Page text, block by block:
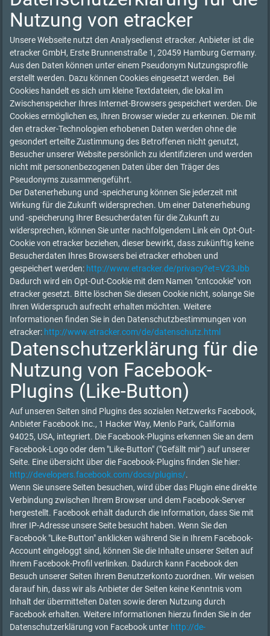
Nutzung von etracker
Unsere Webseite nutzt den Analysedienst etracker. Anbieter ist die
etracker GmbH, Erste Brunnenstraße 1, 20459 Hamburg Germany.
Aus den Daten können unter einem Pseudonym Nutzungsprofile
erstellt werden. Dazu können Cookies eingesetzt werden. Bei
Cookies handelt es sich um kleine Textdateien, die lokal im
Zwischenspeicher Ihres Internet-Browsers gespeichert werden. Die
Cookies ermöglichen es, Ihren Browser wieder zu erkennen. Die mit
den etracker-Technologien erhobenen Daten werden ohne die
gesondert erteilte Zustimmung des Betroffenen nicht genutzt,
Besucher unserer Website persönlich zu identifizieren und werden
nicht mit personenbezogenen Daten über den Träger des
Pseudonyms zusammengeführt.
Der Datenerhebung und -speicherung können Sie jederzeit mit
Wirkung für die Zukunft widersprechen. Um einer Datenerhebung
und -speicherung Ihrer Besucherdaten für die Zukunft zu
widersprechen, können Sie unter nachfolgendem Link ein Opt-Out-
Cookie von etracker beziehen, dieser bewirkt, dass zukünftig keine
Besucherdaten Ihres Browsers bei etracker erhoben und
gespeichert werden: http://www.etracker.de/privacy?et=V23Jbb
Dadurch wird ein Opt-Out-Cookie mit dem Namen "cntcookie" von
etracker gesetzt. Bitte löschen Sie diesen Cookie nicht, solange Sie
Ihren Widerspruch aufrecht erhalten möchten. Weitere
Informationen finden Sie in den Datenschutzbestimmungen von
etracker: http://www.etracker.com/de/datenschutz.html
Datenschutzerklärung für die
Nutzung von Facebook-
Plugins (Like-Button)
Auf unseren Seiten sind Plugins des sozialen Netzwerks Facebook,
Anbieter Facebook Inc., 1 Hacker Way, Menlo Park, California
94025, USA, integriert. Die Facebook-Plugins erkennen Sie an dem
Facebook-Logo oder dem "Like-Button" ("Gefällt mir") auf unserer
Seite. Eine übersicht über die Facebook-Plugins finden Sie hier:
http://developers.facebook.com/docs/plugins/.
Wenn Sie unsere Seiten besuchen, wird über das Plugin eine direkte
Verbindung zwischen Ihrem Browser und dem Facebook-Server
hergestellt. Facebook erhält dadurch die Information, dass Sie mit
Ihrer IP-Adresse unsere Seite besucht haben. Wenn Sie den
Facebook "Like-Button" anklicken während Sie in Ihrem Facebook-
Account eingeloggt sind, können Sie die Inhalte unserer Seiten auf
Ihrem Facebook-Profil verlinken. Dadurch kann Facebook den
Besuch unserer Seiten Ihrem Benutzerkonto zuordnen. Wir weisen
darauf hin, dass wir als Anbieter der Seiten keine Kenntnis vom
Inhalt der übermittelten Daten sowie deren Nutzung durch
Facebook erhalten. Weitere Informationen hierzu finden Sie in der
Datenschutzerklärung von Facebook unter http://de-